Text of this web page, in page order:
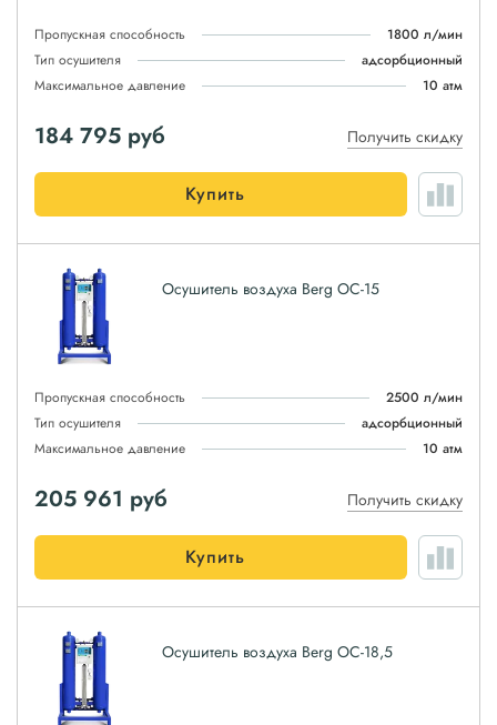
Пропускная способность
1800 л/мин
Тип осушителя
адсорбционный
Максимальное давление
10 атм
184 795 руб Получить скидку
Купить
Осушитель воздуха Berg ОС-15
Пропускная способность
2500 л/мин
Тип осушителя
адсорбционный
Максимальное давление
10 атм
205 961 руб Получить скидку
Купить
Осушитель воздуха Berg ОС-18,5